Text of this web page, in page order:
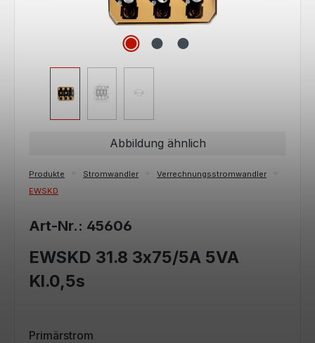
Abbildung ähnlich
Produkte Stromwandler
Verrechnungsstromwandler
EWSKD
Art-Nr.: 45606
EWSKD 31.8 3x75/5A 5VA
Kl.0,5s
Primärstrom